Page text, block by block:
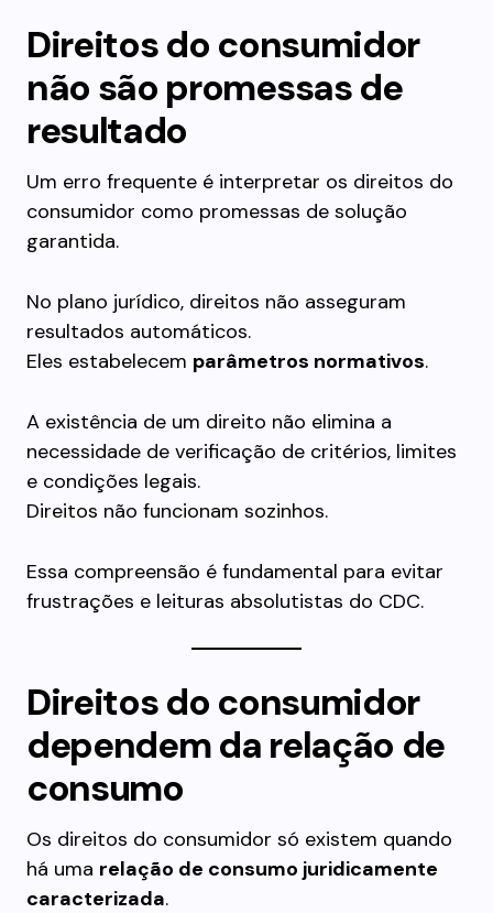
Direitos do consumidor
não são promessas de
resultado
Um erro frequente é interpretar os direitos do
consumidor como promessas de solução
garantida.
No plano jurídico, direitos não asseguram
resultados automáticos.
Eles estabelecem parâmetros normativos.
A existência de um direito não elimina a
necessidade de verificação de critérios, limites
e condições legais.
Direitos não funcionam sozinhos.
Essa compreensão é fundamental para evitar
frustrações e leituras absolutistas do CDC.
Direitos do consumidor
dependem da relação de
consumo
Os direitos do consumidor só existem quando
há uma relação de consumo juridicamente
caracterizada.